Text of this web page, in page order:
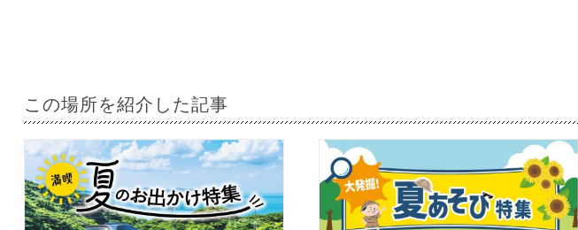
この場所を紹介した記事